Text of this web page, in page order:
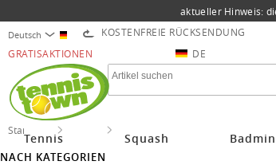
aktueller Hinweis:
Deutsch KOSTENFREIE RÜCKSENDUNG
GRATISAKTIONEN
DE
Tennis Squash
Startseite
NACH KATEGORIEN